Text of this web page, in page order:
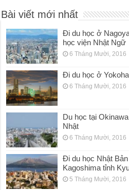
Bài viết mới nhất
Đi du học ở
học viện Nhật Ngữ
6 Tháng Mười, 2016
Đi du học ở
6 Tháng Mười, 2016
Du học tại
Nhật
6 Tháng Mười, 2016
Đi du học Nhật
Kagoshima tỉnh
5 Tháng Mười, 2016